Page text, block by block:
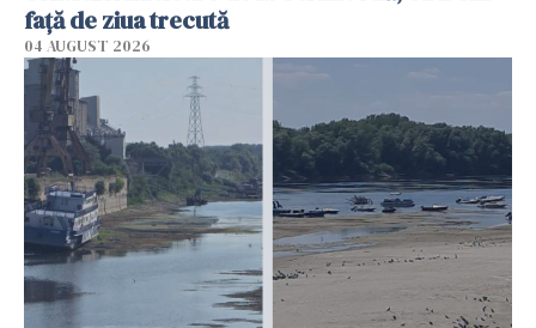
faţă de ziua trecută
04 AUGUST 2026